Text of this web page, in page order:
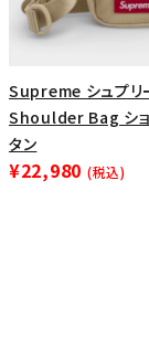
Supreme シュプリ
Shoulder Bag シ
タン
¥22,980 (税込)